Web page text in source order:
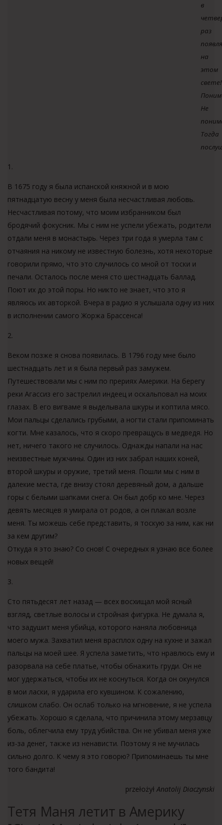
в
раз
на
этом
свете!
Не
Тогда
1.
В 1675 году я была испанской княжной и в мою
пятнадцатую весну у меня была несчастливая любовь.
Несчастливая потому, что моим избранником был
бродячий фокусник. Мы с ним не успели убежать, родители
отдали меня в монастырь. Через три года я умерла там с
отчаяния на никому не известную болезнь, хотя некоторые
говорили прямо, что это случилось со мной от тоски и
печали. Осталось после меня сто шестнадцать баллад.
Поют их до этой поры. Но никто не знает, что это я
являюсь их авторкой. Вчера в радио я услышала одну из них
в исполнении самого Жоржа Брассенса!
2.
Веком позже я снова появилась. В 1796 году мне было
шестнадцать лет и я была первый раз замужем.
Путешествовали мы с ним по прериях Америки. На берегу
реки Агассиз его застрелил индеец и оскальповал на моих
глазах. В его вигваме я выделывала шкуры и коптила мясо.
Мои пальцы сделались грубыми, а ногти стали припоминать
когти. Мне казалось, что я скоро превращусь в медведя. Но
нет, ничего такого не случилось. Однажды напали на нас
неизвестные мужчины. Один из них забрал наших коней,
второй шкуры и оружие, третий меня. Пошли мы с ним в
далекие места, где внизу стоял деревяный дом, а дальше
горы с белыми шапками снега. Он был добр ко мне. Через
девять месяцев я умирала от родов, а он плакал возле
меня. Ты можешь себе представить, я тоскую за ним, как ни
за кем другим?
Откуда я это знаю? Со снов! С очередных я узнаю все более
новых вещей!
3.
Сто пятьдесят лет назад — всех восхищал мой ясный
взгляд, светлые волосы и стройная фигурка. Не думала я,
что задушит меня убийца, которого наняла любовница
моего мужа. Захватил меня врасплох одну на кухне и зажал
пальцы на моей шее. Я успела заметить, что нравлюсь ему и
разорвала на себе платье, чтобы обнажить груди. Он не
мог удержаться, чтобы их не коснуться. Когда он окунулся
в мои ласки, я ударила его кувшином. К сожалению,
слишком слабо. Он ослаб только на мгновение, я не успела
убежать. Хорошо я сделала, что причинила этому мерзавцу
боль, облегчила ему труд убийства. Он не убивал меня уже
из-за денег, также из ненависти. Поэтому я не мучилась
сильно долго. К чему я это говорю? Припоминаешь ты мне
того бандита!
przełożył Anatolij Diaczynski
Тетя Маня летит в Америку